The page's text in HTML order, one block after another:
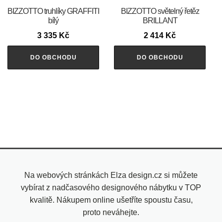
BIZZOTTO truhlíky GRAFFITI
bílý
3 335 Kč
DO OBCHODU
BIZZOTTO světelný řetěz
BRILLANT
2 414 Kč
DO OBCHODU
Na webových stránkách Elza design.cz si můžete
vybírat z nadčasového designového nábytku v TOP
kvalitě. Nákupem online ušetříte spoustu času,
proto neváhejte.